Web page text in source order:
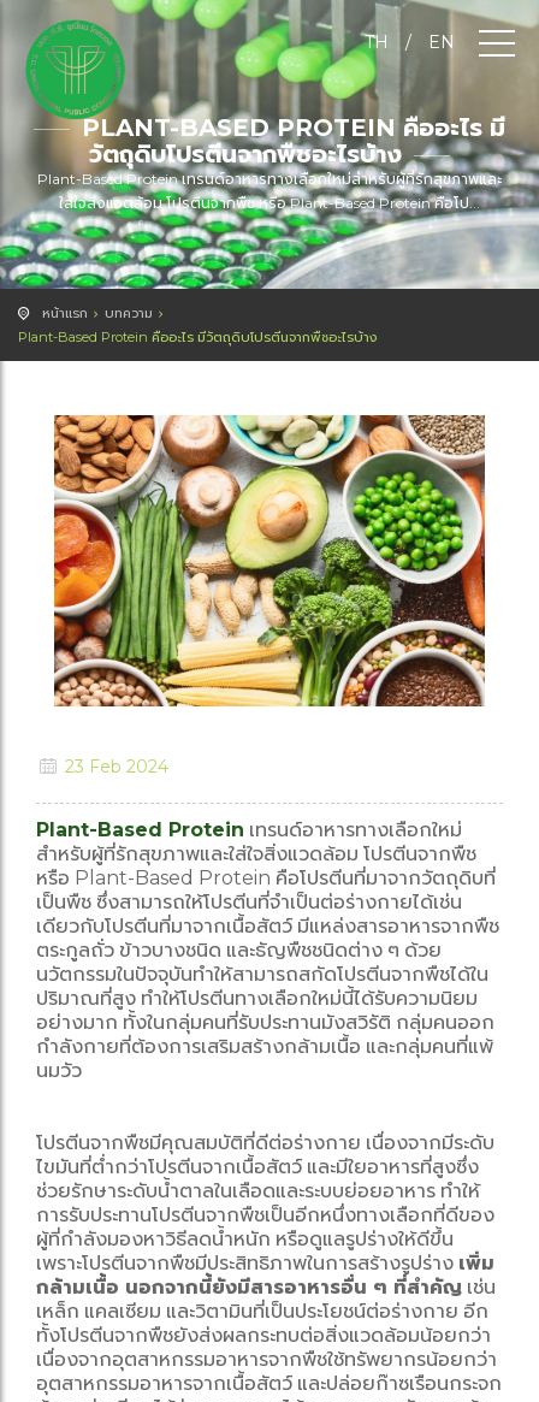
TH / EN
PLANT-BASED PROTEIN คืออะไร มี
วัตถุดิบโปรตีนจากพืชอะไรบ้าง
Plant-Based Protein เทรนด์อาหารทางเลือกใหม่สำหรับผู้ที่รักสุขภาพและ
ใส่ใจสิ่งแวดล้อม โปรตีนจากพืช หรือ Plant-Based Protein คือโป...
หน้าแรก
บทความ
Plant-Based Protein คืออะไร มีวัตถุดิบโปรตีนจากพืชอะไรบ้าง
23 Feb 2024
Plant-Based Protein เทรนด์อาหารทางเลือกใหม่
สำหรับผู้ที่รักสุขภาพและใส่ใจสิ่งแวดล้อม โปรตีนจากพืช
หรือ Plant-Based Protein คือโปรตีนที่มาจากวัตถุดิบที่
เป็นพืช ซึ่งสามารถให้โปรตีนที่จำเป็นต่อร่างกายได้เช่น
เดียวกับโปรตีนที่มาจากเนื้อสัตว์ มีแหล่งสารอาหารจากพืช
ตระกูลถั่ว ข้าวบางชนิด และธัญพืชชนิดต่าง ๆ ด้วย
นวัตกรรมในปัจจุบันทำให้สามารถสกัดโปรตีนจากพืชได้ใน
ปริมาณที่สูง ทำให้โปรตีนทางเลือกใหม่นี้ได้รับความนิยม
อย่างมาก ทั้งในกลุ่มคนที่รับประทานมังสวิรัติ กลุ่มคนออก
กำลังกายที่ต้องการเสริมสร้างกล้ามเนื้อ และกลุ่มคนที่แพ้
นมวัว
โปรตีนจากพืชมีคุณสมบัติที่ดีต่อร่างกาย เนื่องจากมีระดับ
ไขมันที่ต่ำกว่าโปรตีนจากเนื้อสัตว์ และมีใยอาหารที่สูงซึ่ง
ช่วยรักษาระดับน้ำตาลในเลือดและระบบย่อยอาหาร ทำให้
การรับประทานโปรตีนจากพืชเป็นอีกหนึ่งทางเลือกที่ดีของ
ผู้ที่กำลังมองหาวิธีลดน้ำหนัก หรือดูแลรูปร่างให้ดีขึ้น
เพราะโปรตีนจากพืชมีประสิทธิภาพในการสร้างรูปร่าง เพิ่ม
กล้ามเนื้อ นอกจากนี้ยังมีสารอาหารอื่น ๆ ที่สำคัญ เช่น
เหล็ก แคลเซียม และวิตามินที่เป็นประโยชน์ต่อร่างกาย อีก
ทั้งโปรตีนจากพืชยังส่งผลกระทบต่อสิ่งแวดล้อมน้อยกว่า
เนื่องจากอุตสาหกรรมอาหารจากพืชใช้ทรัพยากรน้อยกว่า
อุตสาหกรรมอาหารจากเนื้อสัตว์ และปล่อยก๊าซเรือนกระจก